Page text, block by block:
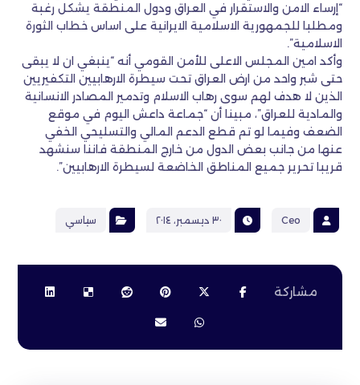
“إرساء الامن والاستقرار في العراق ودول المنطقة يشكل رغبة
ومطلبا للجمهورية الاسلامية الايرانية على اساس خطاب الثورة
الاسلامية”.
وأكد امين المجلس الاعلى للأمن القومي أنه “ينبغي ان لا يبقى
حتى شبر واحد من ارض العراق تحت سيطرة الارهابيين التكفيريين
الذين لا هدف لهم سوى رهاب الاسلام وتدمير المصادر الانسانية
والمادية للعراق”، مبينا أن “جماعة داعش اليوم في موقع
الضعف وفيما لو تم قطع الدعم المالي والتسليحي الخفي
عنها من جانب بعض الدول من خارج المنطقة فاننا سنشهد
قريبا تحرير جميع المناطق الخاضعة لسيطرة الارهابيين”.
Ceo ٣٠ ديسمبر، ٢٠١٤ سياسي